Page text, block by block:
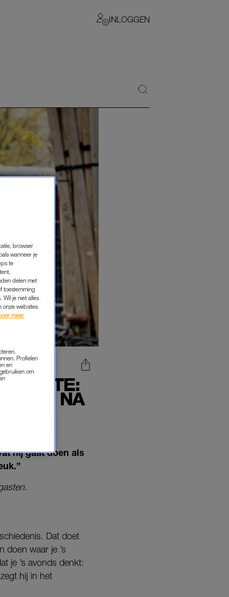
INLOGGEN
RUTTE:
NA
hij gaat doen als
.
Dat doet
doen waar je ’s
je ’s avonds denkt:
hij in het
browser
wanneer je
te
delen met
toestemming
Wil je niet alles
onze websites
meer
Profielen
en
om